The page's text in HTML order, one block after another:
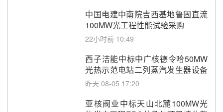
中国电建中南院吉西基地鲁固直流
100MW光工程性能试验采购
22小时前 10:49
西子洁能中标中广核德令哈50MW
光热示范电站二列蒸汽发生器设备
采购
昨天 08-05 17:20
亚核阀业中标天山北麓100MW光